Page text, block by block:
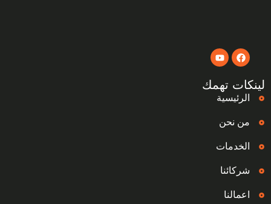
لينكات تهمك
الرئيسية
من نحن
الخدمات
شركائنا
اعمالنا